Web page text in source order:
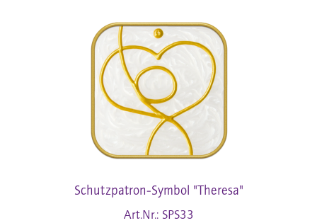
Schutzpatron-Symbol "Theresa"
Art.Nr.: SPS33